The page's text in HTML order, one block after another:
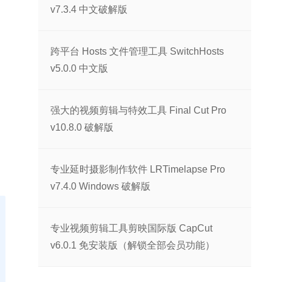
v7.3.4 中文破解版
跨平台 Hosts 文件管理工具 SwitchHosts
v5.0.0 中文版
强大的视频剪辑与特效工具 Final Cut Pro
v10.8.0 破解版
专业延时摄影制作软件 LRTimelapse Pro
v7.4.0 Windows 破解版
专业视频剪辑工具剪映国际版 CapCut
v6.0.1 免安装版（解锁全部会员功能）